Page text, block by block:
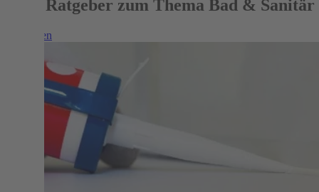
Mehr Ratgeber zum Thema Bad & Sanitär
Weiterlesen